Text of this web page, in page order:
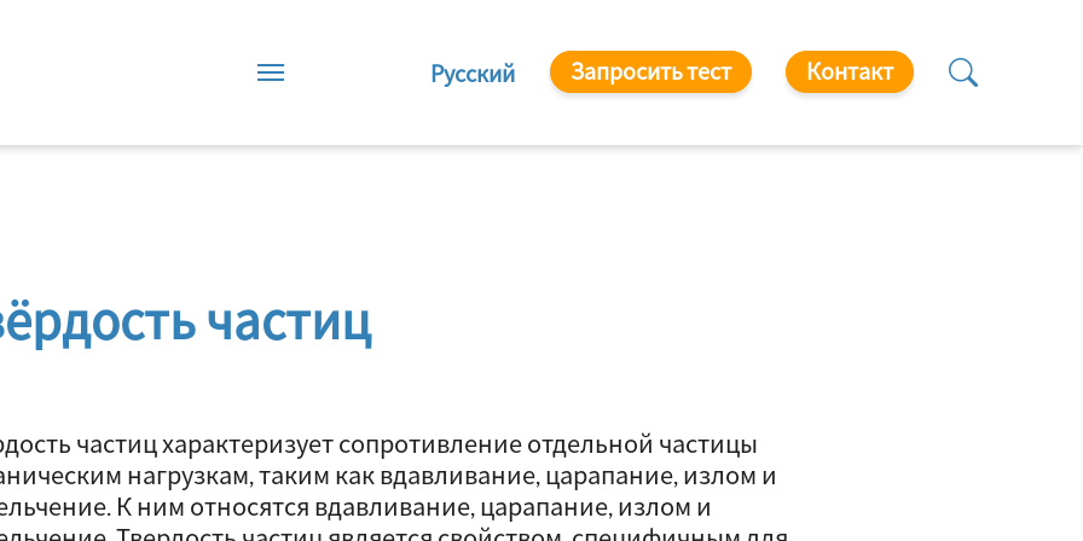
Русский Запросить тест Контакт
частиц
частиц характеризует сопротивление отдельной частицы
нагрузкам, таким как вдавливание, царапание, излом и
К ним относятся вдавливание, царапание, излом и